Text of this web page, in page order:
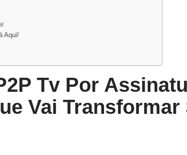
Aqui!
Tv Por
Vai Transformar